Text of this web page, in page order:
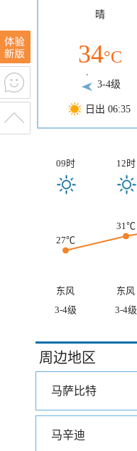
晴
34°C
3-4级
日出 06:35
09时 12时
27℃
31℃
东风 东风
3-4级
3-4级
周边地区
马萨比特
马辛迪